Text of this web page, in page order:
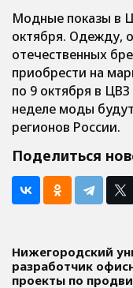
Модные показы в
октября. Одежду,
отечественных
приобрести на
по 9 октября в
неделе моды
регионов России.
Поделиться
Нижегородский
разработчик
проекты по